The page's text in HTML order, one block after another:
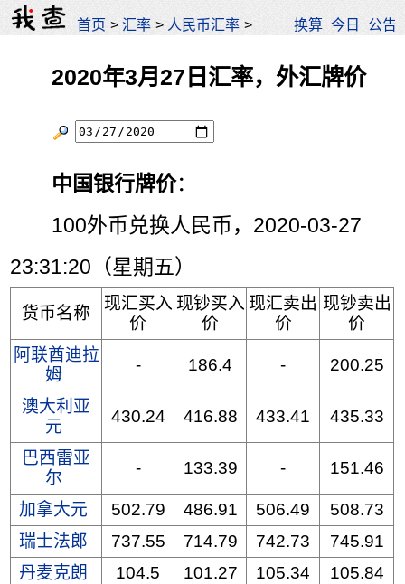
首页 >汇率 > 人民币汇率 > 换算 今日 公告
2020年3月27日汇率，外汇牌价
中国银行牌价：
100外币兑换人民币，2020-03-27
23:31:20（星期五）
货币名称
现汇买入
价
现钞买入
价
现汇卖出
价
现钞卖出
价
阿联酋迪拉
姆
- 186.4 - 200.25
澳大利亚
元
430.24 416.88 433.41 435.33
巴西雷亚
尔
- 133.39 - 151.46
加拿大元 502.79 486.91 506.49
508.73
瑞士法郎
737.55 714.79 742.73
745.91
丹麦克朗
104.5 101.27 105.34
105.84